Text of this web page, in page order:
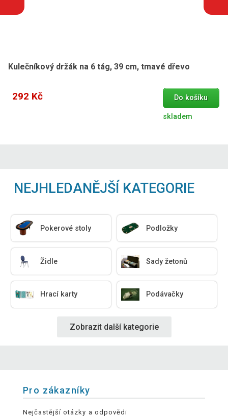
Kulečníkový držák na 6 tág, 39 cm, tmavé dřevo
292 Kč Do košíku
skladem
NEJHLEDANĚJŠÍ KATEGORIE
Pokerové stoly Podložky
Židle Sady žetonů
Hrací karty Podávačky
Zobrazit další kategorie
Pro zákazníky
Nejčastější otázky a odpovědi